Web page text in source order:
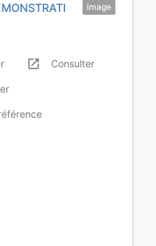
image
launch Consulter